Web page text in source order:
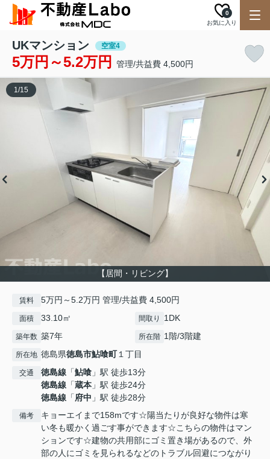
お気に入り
0
UKマンション 空室4
5万円～5.2万円 管理/共益費 4,500円
【居間・リビング】
1/15
賃料 5万円～5.2万円 管理/共益費 4,500円
面積 33.10㎡ 間取り 1DK
築年数 築7年 所在階 1階/3階建
所在地 徳島県徳島市鮎喰町１丁目
交通 徳島線 「鮎喰 」駅 徒歩13分
徳島線 「蔵本 」駅 徒歩24分
徳島線 「府中 」駅 徒歩28分
備考
キョーエイまで158mです☆陽当たりが良好な物件は寒
い冬も暖かく過ごす事ができます☆こちらの物件はマン
ションです☆建物の共用部にゴミ置き場があるので、外
部の人にゴミを見られるなどのトラブル回避につながり